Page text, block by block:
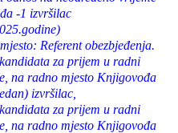
-1 izvršilac
Referent obezbjeđenja.
za prijem u radni
na radno mjesto Knjigovođa
izvršilac,
za prijem u radni
na radno mjesto Knjigovođa